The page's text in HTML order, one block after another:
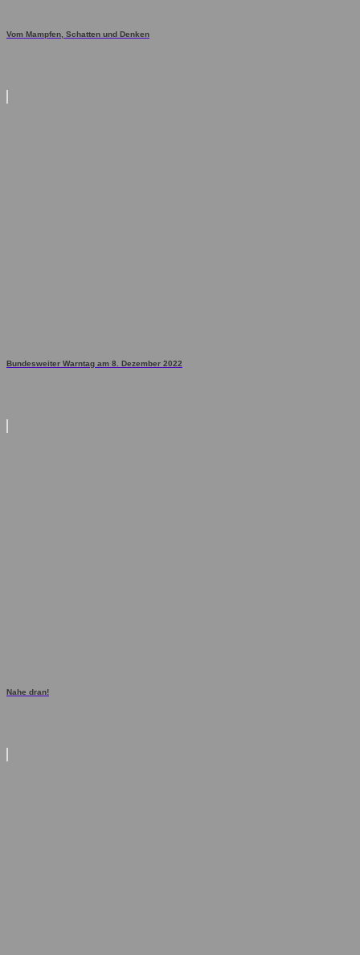
Vom Mampfen, Schatten und Denken
Bundesweiter Warntag am 8. Dezember 2022
Nahe dran!